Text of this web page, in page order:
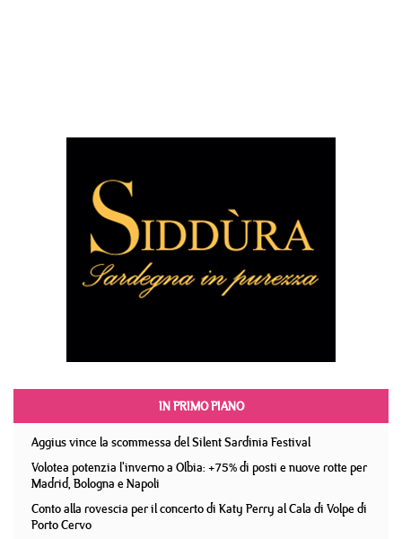
IN PRIMO PIANO
Aggius vince la scommessa del Silent Sardinia Festival
Volotea potenzia l'inverno a Olbia: +75% di posti e nuove rotte per
Madrid, Bologna e Napoli
Conto alla rovescia per il concerto di Katy Perry al Cala di Volpe di
Porto Cervo